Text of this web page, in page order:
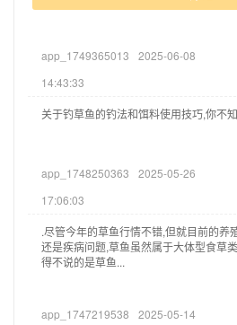
app_1749365013
2025-06-08
14:43:33
关于钓草鱼的钓法和饵料使用技巧,你不
app_1748250363
2025-05-26
17:06:03
.尽管今年的草鱼行情不错,但就目前的养
还是疾病问题,草鱼虽然属于大体型食草
得不说的是草鱼...
app_1747219538
2025-05-14